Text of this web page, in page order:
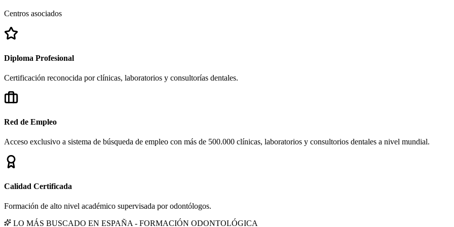
Centros asociados
Diploma Profesional
Certificación reconocida por clínicas, laboratorios y consultorías dentales.
Red de Empleo
Acceso exclusivo a sistema de búsqueda de empleo con más de 500.000 clínicas, laboratorios y consultorios dentales a nivel mundial.
Calidad Certificada
Formación de alto nivel académico supervisada por odontólogos.
LO MÁS BUSCADO EN ESPAÑA - FORMACIÓN ODONTOLÓGICA